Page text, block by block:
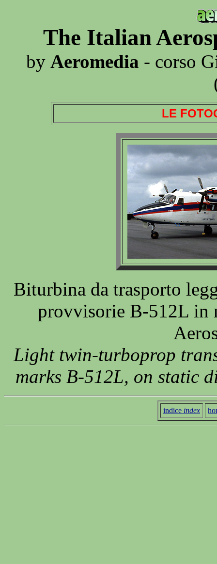
The Italian
by Aeromedia - corso
LE
Biturbina da trasporto
provvisorie B-512L in
Light twin-turboprop
marks B-512L, on static
indice index